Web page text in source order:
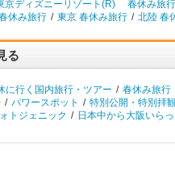
京ディズニーリゾート(R) 春休み旅行
休み旅行 / 東京 春休み旅行 / 北陸 春
る
に行く国内旅行・ツアー / 春休み旅行
/ パワースポット / 特別公開・特別拝
トジェニック / 日本中から大阪いら